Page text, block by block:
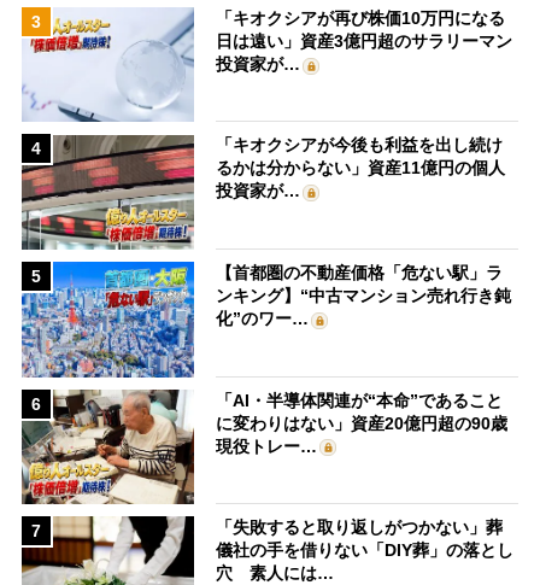
3
「キオクシアが再び株価10万円になる
日は遠い」資産3億円超のサラリーマン
投資家が…
4
「キオクシアが今後も利益を出し続け
るかは分からない」資産11億円の個人
投資家が…
5
【首都圏の不動産価格「危ない駅」ラ
ンキング】“中古マンション売れ行き鈍
化”のワー…
6
「AI・半導体関連が“本命”であること
に変わりはない」資産20億円超の90歳
現役トレー…
7
「失敗すると取り返しがつかない」葬
儀社の手を借りない「DIY葬」の落とし
穴 素人には…